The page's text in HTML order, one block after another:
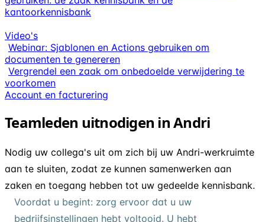
kantoorkennisbank
Video's
Webinar: Sjablonen en Actions gebruiken om
documenten te genereren
Vergrendel een zaak om onbedoelde verwijdering te
voorkomen
Account en facturering
Teamleden uitnodigen in Andri
Nodig uw collega's uit om zich bij uw Andri-werkruimte
aan te sluiten, zodat ze kunnen samenwerken aan
zaken en toegang hebben tot uw gedeelde kennisbank.
Voordat u begint: zorg ervoor dat u uw
bedrijfsinstellingen hebt voltooid. U hebt